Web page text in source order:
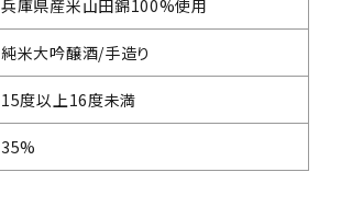
兵庫県産米山田錦100%使用
純米大吟醸酒/手造り
15度以上16度未満
35%